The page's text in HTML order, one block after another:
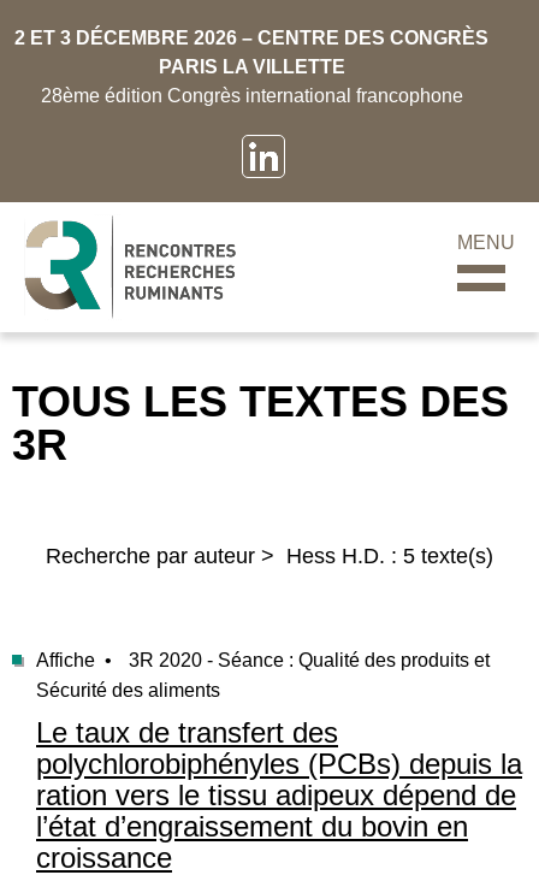
2 ET 3 DÉCEMBRE 2026 – CENTRE DES CONGRÈS
PARIS LA VILLETTE
28ème édition Congrès international francophone
MENU
TOUS LES TEXTES DES
3R
Recherche par auteur > Hess H.D. : 5 texte(s)
Affiche •
3R 2020 - Séance : Qualité des produits et
Sécurité des aliments
Le taux de transfert des
polychlorobiphényles (PCBs) depuis la
ration vers le tissu adipeux dépend de
l’état d’engraissement du bovin en
croissance